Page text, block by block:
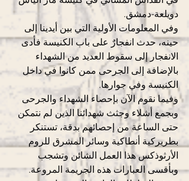
دويلعة-دمشق.
وفي المعلومات الأولية التي بين أيدينا إلى
حينه، حدث انفجارٌ على باب الكنيسة فأدى
الانفجار إلى سقوط العديد من الشهداء
بالإضافة إلى الجرحى ممن كانوا في داخل
الكنيسة وفي جوارها.
وفيما نقوم الآن بإحصاء الشهداء والجرحى
وبجمع أشلاء وجثث شهدائنا الذين لم نتمكن
حتى الساعة من إحصائهم بدقة، تستنكر
بطريركية أنطاكية وسائر المشرق للروم
الأرثوذكس هذا العمل الشائن وتشجب
وبأقسى العبارات هذه الجريمة المروعة.